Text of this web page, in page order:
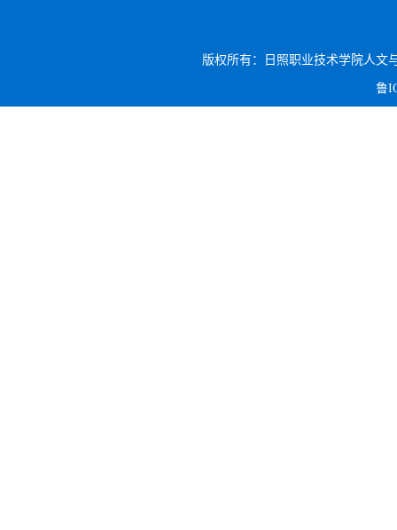
版权所有：日照职业技术学院人文
鲁